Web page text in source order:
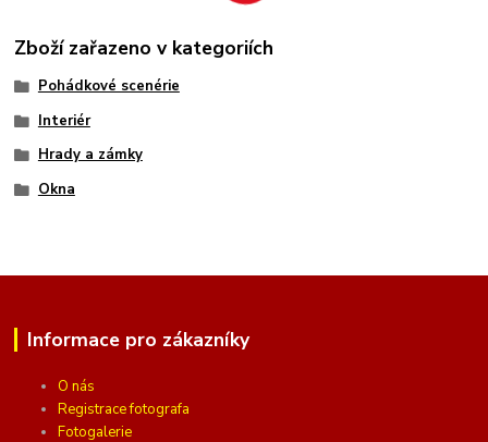
Zboží zařazeno v kategoriích
Pohádkové scenérie
Interiér
Hrady a zámky
Okna
Informace pro zákazníky
O nás
Registrace fotografa
Fotogalerie